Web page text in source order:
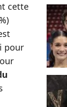
cette
pour